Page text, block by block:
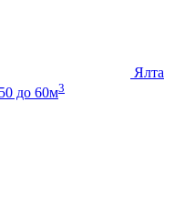
Ялта
до 60м3